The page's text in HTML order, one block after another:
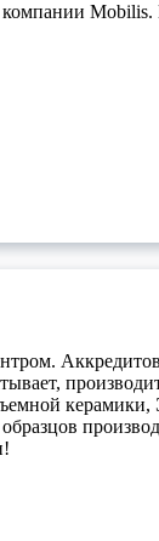
производит